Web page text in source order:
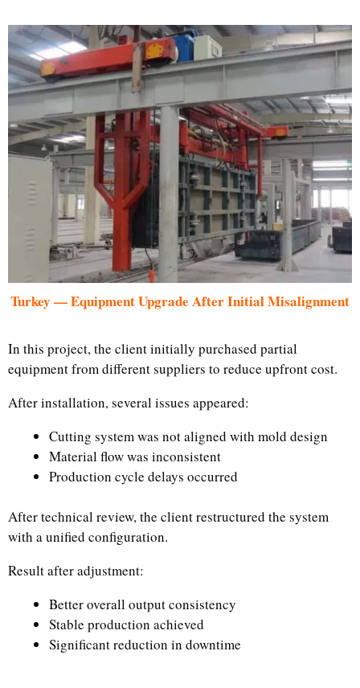
Turkey — Equipment Upgrade After Initial Misalignment
In this project, the client initially purchased partial
equipment from different suppliers to reduce upfront cost.
After installation, several issues appeared:
Cutting system was not aligned with mold design
Material flow was inconsistent
Production cycle delays occurred
After technical review, the client restructured the system
with a unified configuration.
Result after adjustment:
Better overall output consistency
Stable production achieved
Significant reduction in downtime